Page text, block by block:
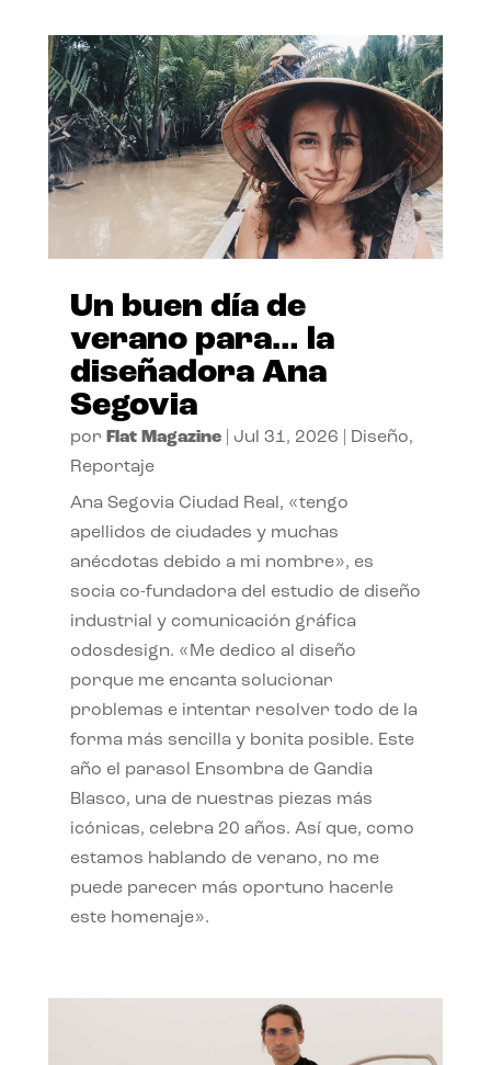
Un buen día de
verano para… la
diseñadora Ana
Segovia
por Flat Magazine| Jul 31, 2026 Diseño,
Reportaje
Ana Segovia Ciudad Real, «tengo
apellidos de ciudades y muchas
anécdotas debido a mi nombre», es
socia co-fundadora del estudio de diseño
industrial y comunicación gráfica
odosdesign. «Me dedico al diseño
porque me encanta solucionar
problemas e intentar resolver todo de la
forma más sencilla y bonita posible. Este
año el parasol Ensombra de Gandia
Blasco, una de nuestras piezas más
icónicas, celebra 20 años. Así que, como
estamos hablando de verano, no me
puede parecer más oportuno hacerle
este homenaje».